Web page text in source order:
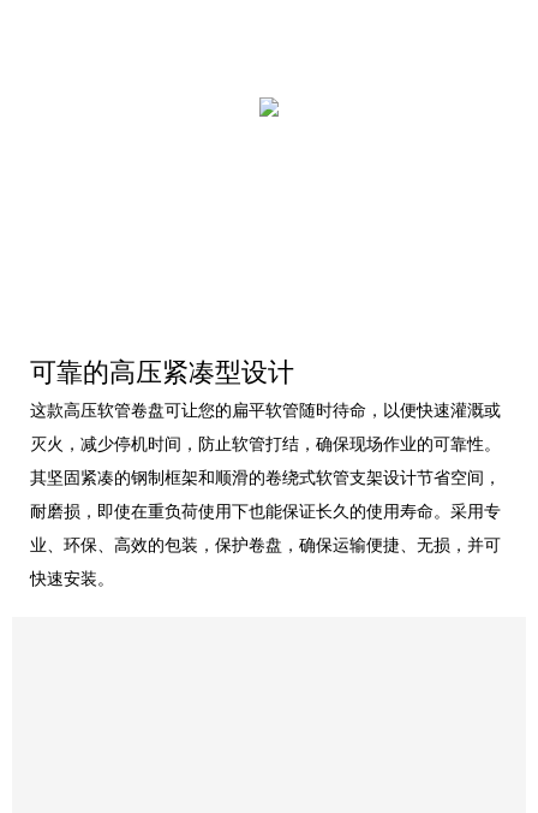
可靠的高压紧凑型设计
这款高压软管卷盘可让您的扁平软管随时待命，以便快速灌溉或
灭火，减少停机时间，防止软管打结，确保现场作业的可靠性。
其坚固紧凑的钢制框架和顺滑的卷绕式软管支架设计节省空间，
耐磨损，即使在重负荷使用下也能保证长久的使用寿命。采用专
业、环保、高效的包装，保护卷盘，确保运输便捷、无损，并可
快速安装。